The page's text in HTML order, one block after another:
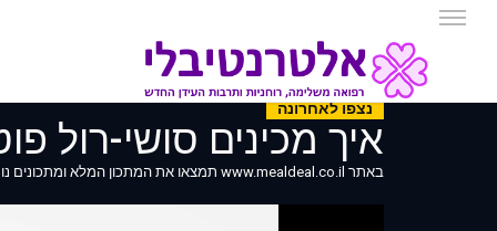
נצפו לאחרונה
איך מכינים סושי-רול
באתר www.mealdeal.co.il תמצאו את המתכון המלא ומתכונים נוספים,מסעדות בכל הארץ,שפים,ארועים,ודילים שווים בתחום האוכל....